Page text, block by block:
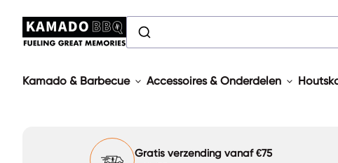
search Home
NLexpand_moreAccount
account_circle Mijn winkelwagen bekijken
shopping_cart
Home
Kamado & Barbecue expand_more Accessoires & Onderdelen expand_more
Gratis verzending vanaf €75